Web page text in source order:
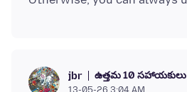
jbr ఉత్తమ 10 సహాయకులు
13-05-26 3:04 AM